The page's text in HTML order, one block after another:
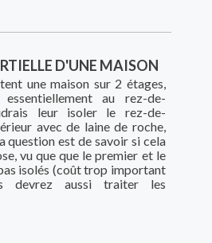
D'UNE MAISON
une maison sur 2 étages,
au rez-de-
leur isoler le rez-de-
avec de laine de roche,
est de savoir si cela
vu que que le premier et le
isolés (coût trop important
devrez aussi traiter les